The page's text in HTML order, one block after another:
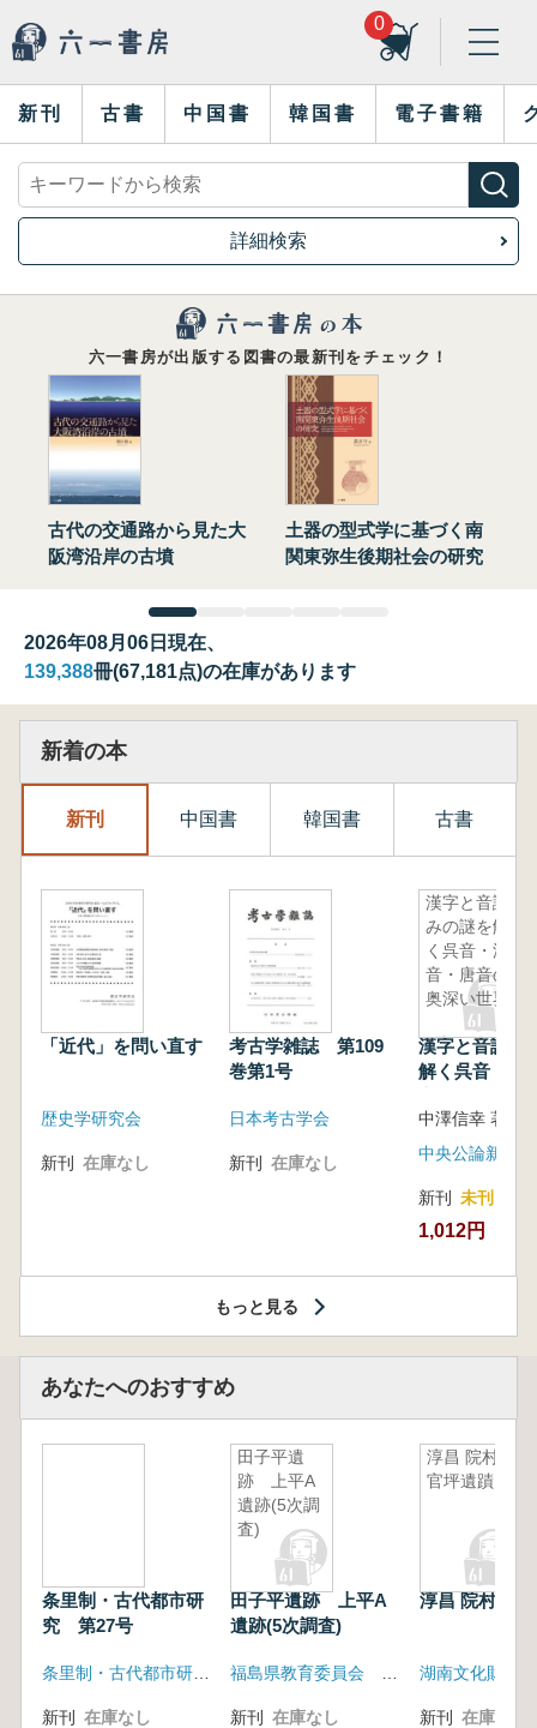
0
新刊 古書 中国書 韓国書 電子書籍
詳細検索
六一書房が出版する図書の最新刊をチェック！
古代の交通路から見た大
阪湾沿岸の古墳
土器の型式学に基づく南
関東弥生後期社会の研究
2026年08月06日現在、
139,388冊(67,181点)の在庫があります
新着の本
新刊 中国書 韓国書 古書
「近代」を問い直す
歴史学研究会
新刊 在庫なし
考古学雑誌 第109
巻第1号
日本考古学会
新刊 在庫なし
漢字と音読
みの謎を解
く呉音・漢
音・唐音の
奥深い世界
漢字と音読み
解く呉音・漢
中澤信幸 著
中央公論新社
新刊 未刊
1,012円
もっと見る
あなたへのおすすめ
条里制・古代都市研
究 第27号
新刊 在庫なし
田子平遺
跡 上平A
遺跡(5次調
査)
田子平遺跡 上平A
遺跡(5次調査)
新刊 在庫なし
淳昌 院村・
官坪遺蹟
淳昌 院村・官
湖南文化財研
新刊 在庫なし